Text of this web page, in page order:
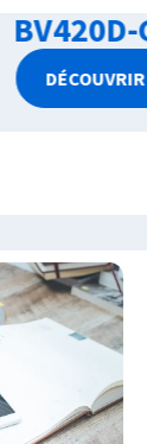
DÉCOUVRIR